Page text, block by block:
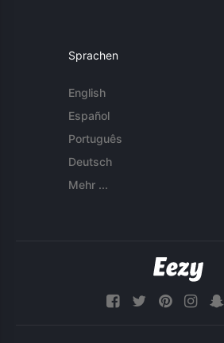
Sprachen
English
Español
Português
Deutsch
Mehr ...